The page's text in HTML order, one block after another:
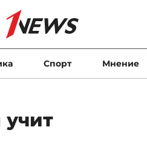
Спорт Мнение
учит